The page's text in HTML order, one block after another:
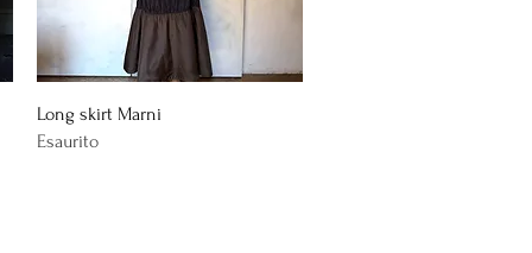
Vista rapida
Long skirt Marni
Esaurito